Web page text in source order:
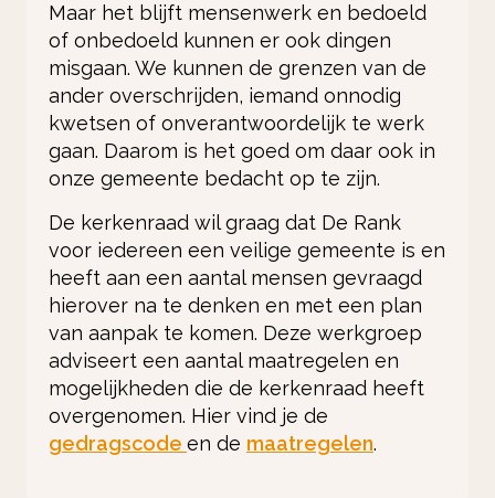
Maar het blijft mensenwerk en bedoeld
of onbedoeld kunnen er ook dingen
misgaan. We kunnen de grenzen van de
ander overschrijden, iemand onnodig
kwetsen of onverantwoordelijk te werk
gaan. Daarom is het goed om daar ook in
onze gemeente bedacht op te zijn.
De kerkenraad wil graag dat De Rank
voor iedereen een veilige gemeente is en
heeft aan een aantal mensen gevraagd
hierover na te denken en met een plan
van aanpak te komen. Deze werkgroep
adviseert een aantal maatregelen en
mogelijkheden die de kerkenraad heeft
overgenomen. Hier vind je de
gedragscode en de maatregelen.